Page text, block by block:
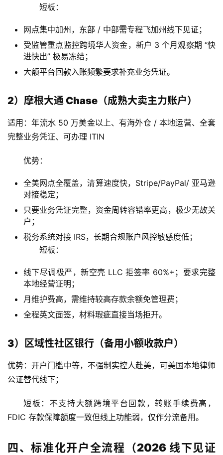
短板：
网点集中加州，东部 / 中部需专程飞加州线下见证；
受监管重点监控跨境华人资金，新户 3 个月观察期 “快
进快出” 极易冻结；
大额平台回款入账频繁要求补充业务凭证。
2）摩根大通 Chase（成熟大卖主力账户）
适用：年流水 50 万美金以上、有海外仓 / 本地运营、全套
完整业务凭证、可办理 ITIN
优势：
全美网点全覆盖，清算速度快，Stripe/PayPal/ 亚马逊
对接稳定；
只要业务凭证完整，资金周转容错率更高，极少无故关
户；
税务系统对接 IRS，长期合规账户风控敏感度低；
短板：
线下尽调极严，新空壳 LLC 拒签率 60%+；要求完整
本地经营证明；
月维护费高，需维持较高存款余额免管理费；
全程英文面签，材料瑕疵直接当场拒开。
3）区域性社区银行（备用小额收款户）
优势：开户门槛中等，不强制实控人赴美，可美国本地律师
公证替代线下；
短板：不支持大额跨境平台回款，转账手续费高，
FDIC 存款保障额度一致但线上功能弱，仅作分流备用。
四、标准化开户全流程（2026 线下见证